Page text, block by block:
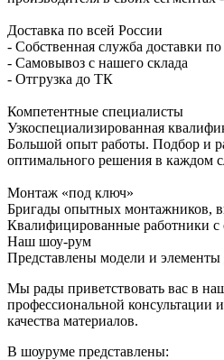
Доставка по всей России
- Собственная служба доставки
- Самовывоз с нашего склада
- Отгрузка до ТК
Компетентные специалисты
Узкоспециализированная
Большой опыт работы. Подбор и
оптимального решения в каждом
Монтаж «под ключ»
Бригады опытных монтажников,
Квалифицированные работники с
Наш шоу-рум
Представлены модели и
Мы рады приветствовать вас в
профессиональной консультации
качества материалов.
В шоуруме представлены: